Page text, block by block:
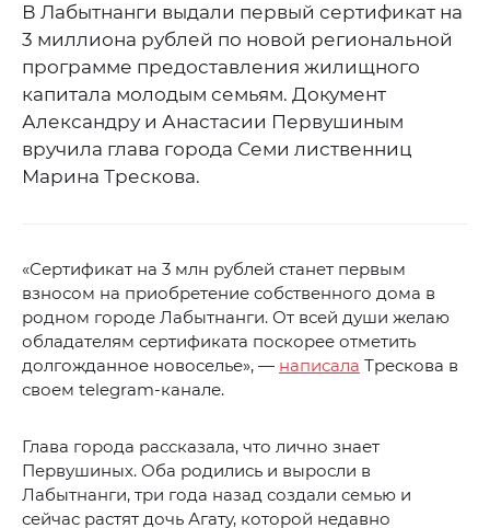
В Лабытнанги выдали первый сертификат на
3 миллиона рублей по новой региональной
программе предоставления жилищного
капитала молодым семьям. Документ
Александру и Анастасии Первушиным
вручила глава города Семи лиственниц
Марина Трескова.
«Сертификат на 3 млн рублей станет первым
взносом на приобретение собственного дома в
родном городе Лабытнанги. От всей души желаю
обладателям сертификата поскорее отметить
долгожданное новоселье», — написала Трескова в
своем telegram-канале.
Глава города рассказала, что лично знает
Первушиных. Оба родились и выросли в
Лабытнанги, три года назад создали семью и
сейчас растят дочь Агату, которой недавно